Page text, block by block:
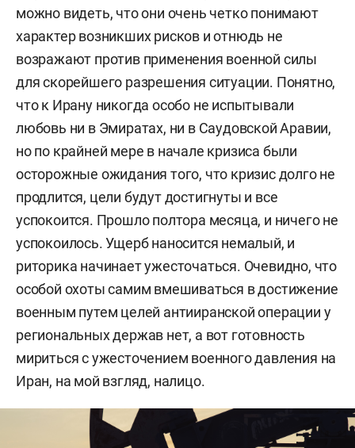
можно видеть, что они очень четко понимают
характер возникших рисков и отнюдь не
возражают против применения военной силы
для скорейшего разрешения ситуации. Понятно,
что к Ирану никогда особо не испытывали
любовь ни в Эмиратах, ни в Саудовской Аравии,
но по крайней мере в начале кризиса были
осторожные ожидания того, что кризис долго не
продлится, цели будут достигнуты и все
успокоится. Прошло полтора месяца, и ничего не
успокоилось. Ущерб наносится немалый, и
риторика начинает ужесточаться. Очевидно, что
особой охоты самим вмешиваться в достижение
военным путем целей антииранской операции у
региональных держав нет, а вот готовность
мириться с ужесточением военного давления на
Иран, на мой взгляд, налицо.